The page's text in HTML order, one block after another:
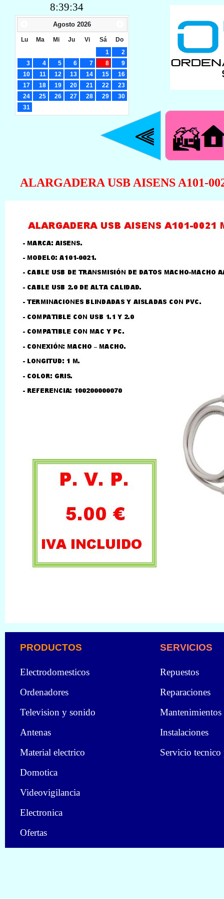
LLAMAR AL TELEFONO
957156032
626246281
ALARGADERA USB AISENS A101-
8:39:35
Agosto 2026
Lu Ma Mi Ju Vi Sá
Do
1
2
3
4 5 6 7 8
9
10
11 12 13 14 15
16
17
18 19 20 21 22
23
24
25 26 27 28 29
30
31
Repuestos
Reparaciones
Mantenimientos
Instalaciones
Servicio
Electrodomesticos
Ordenadores
Television y sonido
Antenas
Material electrico
Domotica
Videovigilancia
Electronica
Ofertas
PRODUCTOS SERVICIOS